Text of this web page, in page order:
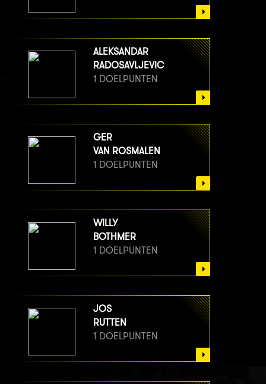
ALEKSANDAR
RADOSAVLJEVIC
1 DOELPUNTEN
GER
VAN ROSMALEN
1 DOELPUNTEN
WILLY
BOTHMER
1 DOELPUNTEN
JOS
RUTTEN
1 DOELPUNTEN